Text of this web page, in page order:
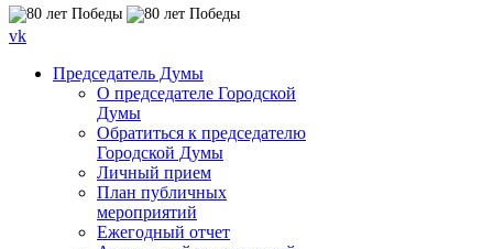
vk
Председатель Думы
О председателе Городской
Думы
Обратиться к председателю
Городской Думы
Личный прием
План публичных
мероприятий
Ежегодный отчет